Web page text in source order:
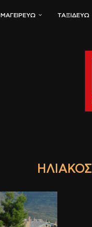
ΜΑΓΕΙΡΕΎΩ ΤΑΞΙΔΕΎΩ
ΗΛΙΑΚΌΣ